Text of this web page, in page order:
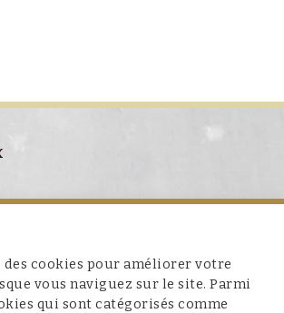
nous
cookies pour améliorer votre
vous naviguez sur le site. Parmi
qui sont catégorisés comme